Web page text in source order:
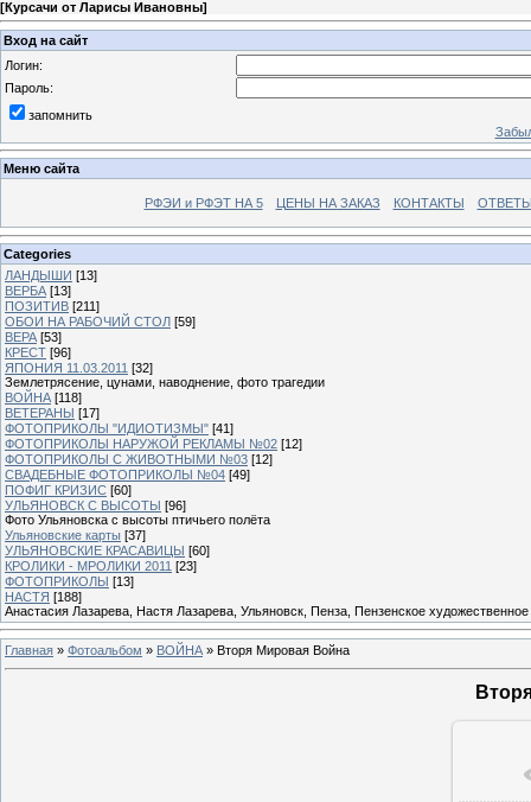
[Курсачи от Ларисы Ивановны]
Вход на сайт
Логин:
Пароль:
запомнить
Меню сайта
РФЭИ и РФЭТ НА 5 ЦЕНЫ НА ЗАКАЗ КОНТАКТЫ
Categories
ЛАНДЫШИ [13]
ВЕРБА [13]
ПОЗИТИВ [211]
ОБОИ НА РАБОЧИЙ СТОЛ [59]
ВЕРА [53]
КРЕСТ [96]
ЯПОНИЯ 11.03.2011 [32]
Землетрясение, цунами, наводнение, фото трагедии
ВОЙНА [118]
ВЕТЕРАНЫ [17]
ФОТОПРИКОЛЫ "ИДИОТИЗМЫ" [41]
ФОТОПРИКОЛЫ НАРУЖОЙ РЕКЛАМЫ №02 [12]
ФОТОПРИКОЛЫ С ЖИВОТНЫМИ №03 [12]
СВАДЕБНЫЕ ФОТОПРИКОЛЫ №04 [49]
ПОФИГ КРИЗИС [60]
УЛЬЯНОВСК С ВЫСОТЫ [96]
Фото Ульяновска с высоты птичьего полёта
Ульяновские карты [37]
УЛЬЯНОВСКИЕ КРАСАВИЦЫ [60]
КРОЛИКИ - МРОЛИКИ 2011 [23]
ФОТОПРИКОЛЫ [13]
НАСТЯ [188]
Анастасия Лазарева, Настя Лазарева, Ульяновск, Пенза, Пензенское
Главная » Фотоальбом » ВОЙНА » Вторя Мировая Война
В